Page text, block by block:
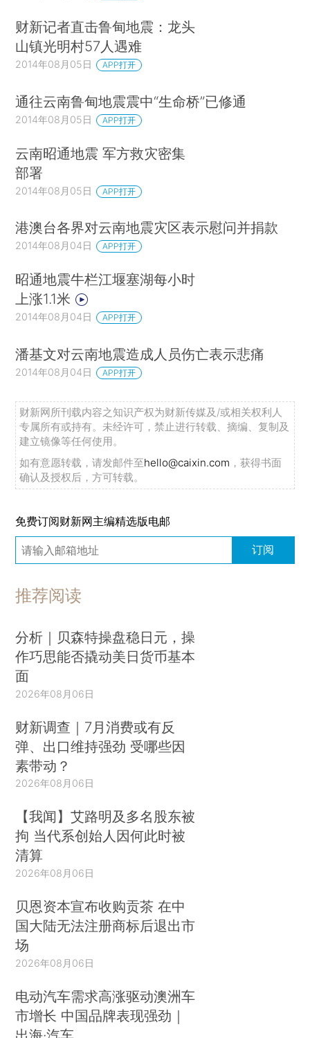
财新记者直击鲁甸地震：龙头
山镇光明村57人遇难
2014年08月05日 APP打开
通往云南鲁甸地震震中“生命桥”已修通
2014年08月05日 APP打开
云南昭通地震 军方救灾密集
部署
2014年08月05日 APP打开
港澳台各界对云南地震灾区表示慰问并捐款
2014年08月04日 APP打开
昭通地震牛栏江堰塞湖每小时
上涨1.1米
2014年08月04日 APP打开
潘基文对云南地震造成人员伤亡表示悲痛
2014年08月04日 APP打开
财新网所刊载内容之知识产权为财新传媒及/或相关权利人
专属所有或持有。未经许可，禁止进行转载、摘编、复制及
建立镜像等任何使用。
如有意愿转载，请发邮件至hello@caixin.com ，获得书面
确认及授权后，方可转载。
免费订阅财新网主编精选版电邮
订阅
推荐阅读
分析｜贝森特操盘稳日元，操
作巧思能否撬动美日货币基本
面
2026年08月06日
财新调查｜7月消费或有反
弹、出口维持强劲 受哪些因
素带动？
2026年08月06日
【我闻】艾路明及多名股东被
拘 当代系创始人因何此时被
清算
2026年08月06日
贝恩资本宣布收购贡茶 在中
国大陆无法注册商标后退出市
场
2026年08月06日
电动汽车需求高涨驱动澳洲车
市增长 中国品牌表现强劲｜